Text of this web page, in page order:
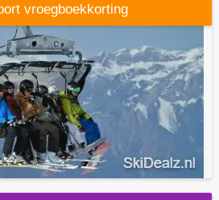
vroegboekkorting